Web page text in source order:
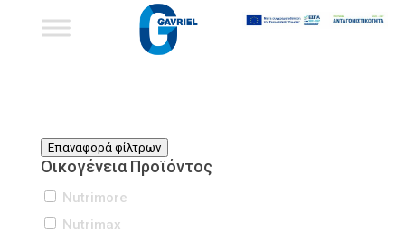
Επαναφορά φίλτρων
Οικογένεια Προϊόντος
Nutrimore
Nutrimax